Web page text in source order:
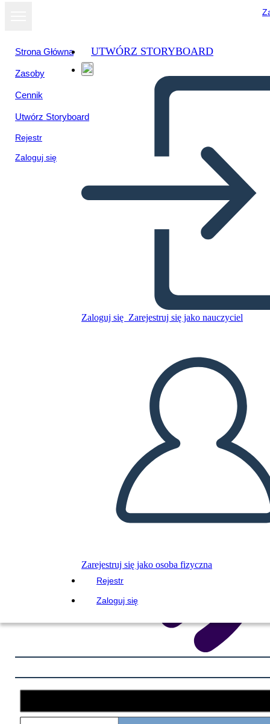
Strona Główna
Zasoby
Cennik
Utwórz Storyboard
Rejestr
Zaloguj się
UTWÓRZ STORYBOARD
Zaloguj się Zarejestruj się jako nauczyciel
Zarejestruj się jako osoba fizyczna
Rejestr
Zaloguj się
Karakter Eşlemi 3 Alan 16x9
ODTWARZANIE POKAZU SLAJDÓW
PRZECZYTAJ MI
Wyświetl jako
pokaz slajdów